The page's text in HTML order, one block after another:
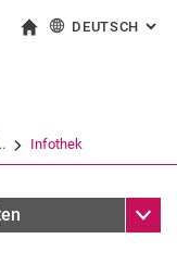
direkt zu: Inhalt
direkt zu: Suche
direkt zu:
Link in einem
DEUTSCH :
Infothek